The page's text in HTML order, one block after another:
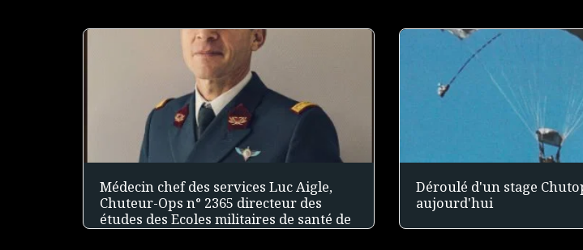
Médecin chef des services Luc Aigle,
Chuteur-Ops n° 2365 directeur des
études des Ecoles militaires de santé de
Lyon-Bron
Déroulé d'un stage
aujourd'hui